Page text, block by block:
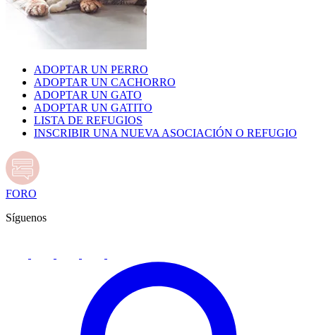
ADOPTAR UN PERRO
ADOPTAR UN CACHORRO
ADOPTAR UN GATO
ADOPTAR UN GATITO
LISTA DE REFUGIOS
INSCRIBIR UNA NUEVA ASOCIACIÓN O REFUGIO
FORO
Síguenos